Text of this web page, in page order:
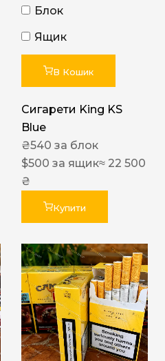
Блок
Ящик
В Кошик
Сигарети King KS
Blue
₴540 за блок
$500 за ящик≈ 22 500
₴
Купити